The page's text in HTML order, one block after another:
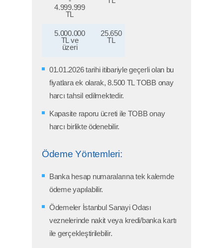
4.999.999
TL
5.000.000
TL ve
üzeri
25.650
TL
01.01.2026 tarihi itibariyle geçerli olan bu
fiyatlara ek olarak, 8.500 TL TOBB onay
harcı tahsil edilmektedir.
Kapasite raporu ücreti ile TOBB onay
harcı birlikte ödenebilir.
Ödeme Yöntemleri:
Banka hesap numaralarına tek kalemde
ödeme yapılabilir.
Ödemeler İstanbul Sanayi Odası
veznelerinde nakit veya kredi/banka kartı
ile gerçekleştirilebilir.